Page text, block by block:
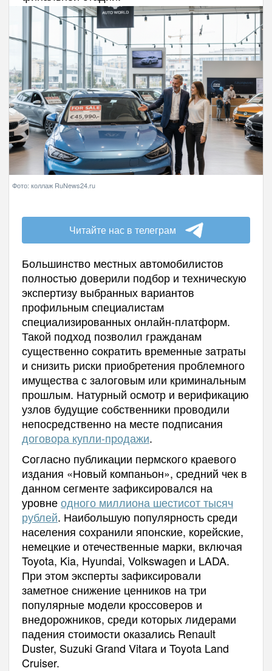
Фото: коллаж RuNews24.ru
Читайте нас в телеграм
Большинство местных автомобилистов
полностью доверили подбор и техническую
экспертизу выбранных вариантов
профильным специалистам
специализированных онлайн-платформ.
Такой подход позволил гражданам
существенно сократить временные затраты
и снизить риски приобретения проблемного
имущества с залоговым или криминальным
прошлым. Натурный осмотр и верификацию
узлов будущие собственники проводили
непосредственно на месте подписания
договора купли-продажи.
Согласно публикации пермского краевого
издания «Новый компаньон», средний чек в
данном сегменте зафиксировался на
уровнеодного миллиона шестисот тысяч
рублей. Наибольшую популярность среди
населения сохранили японские, корейские,
немецкие и отечественные марки, включая
Toyota, Kia, Hyundai, Volkswagen и LADA.
При этом эксперты зафиксировали
заметное снижение ценников на три
популярные модели кроссоверов и
внедорожников, среди которых лидерами
падения стоимости оказались Renault
Duster, Suzuki Grand Vitara и Toyota Land
Cruiser.